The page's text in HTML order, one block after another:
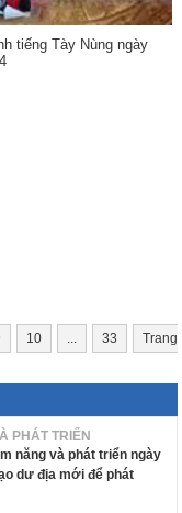
tiếng Tày Nùng ngày
10 ... 33
Trang
PHÁT TRIỂN
năng và phát triển ngày
dư địa mới để phát